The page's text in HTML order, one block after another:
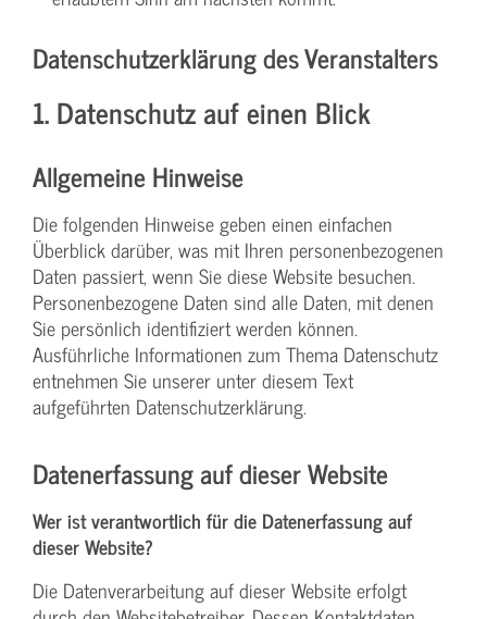
Datenschutzerklärung des Veranstalters
1. Datenschutz auf einen Blick
Allgemeine Hinweise
Die folgenden Hinweise geben einen einfachen
Überblick darüber, was mit Ihren personenbezogenen
Daten passiert, wenn Sie diese Website besuchen.
Personenbezogene Daten sind alle Daten, mit denen
Sie persönlich identifiziert werden können.
Ausführliche Informationen zum Thema Datenschutz
entnehmen Sie unserer unter diesem Text
aufgeführten Datenschutzerklärung.
Datenerfassung auf dieser Website
Wer ist verantwortlich für die Datenerfassung auf
dieser Website?
Die Datenverarbeitung auf dieser Website erfolgt